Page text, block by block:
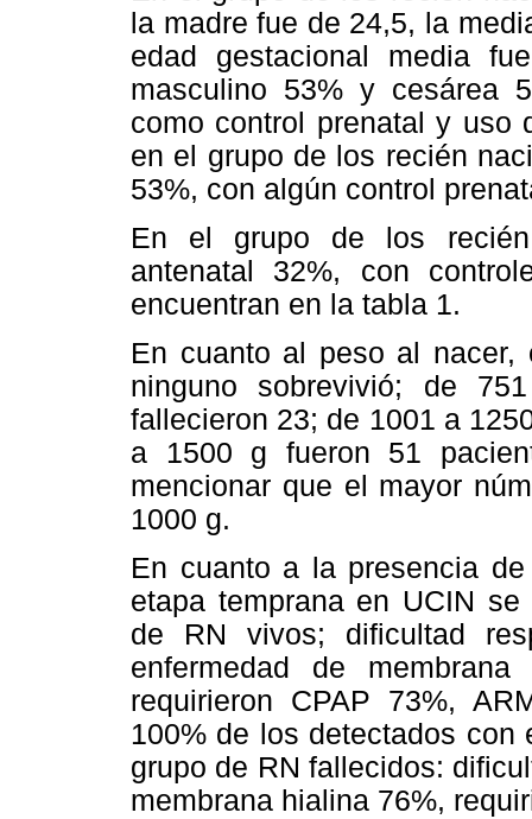
la madre fue de 24,5, la
edad gestacional media
masculino 53% y cesárea
como control prenatal y uso
en el grupo de los recién
53%, con algún control
En el grupo de los recién
antenatal 32%, con
encuentran en la tabla 1.
En cuanto al peso al
ninguno sobrevivió; de
fallecieron 23; de 1001 a
a 1500 g fueron 51
mencionar que el mayor
1000 g.
En cuanto a la presencia
etapa temprana en UCIN
de RN vivos; dificultad
enfermedad de
requirieron CPAP 73%,
100% de los detectados con
grupo de RN fallecidos:
membrana hialina 76%,